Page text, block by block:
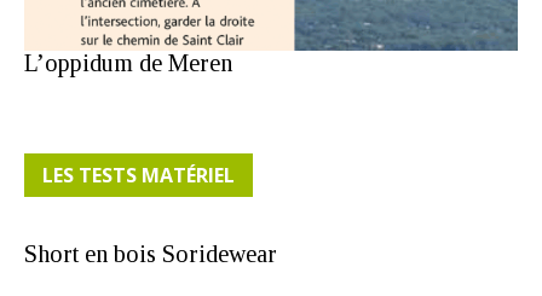
L’oppidum de Meren
LES TESTS MATÉRIEL
Short en bois Soridewear